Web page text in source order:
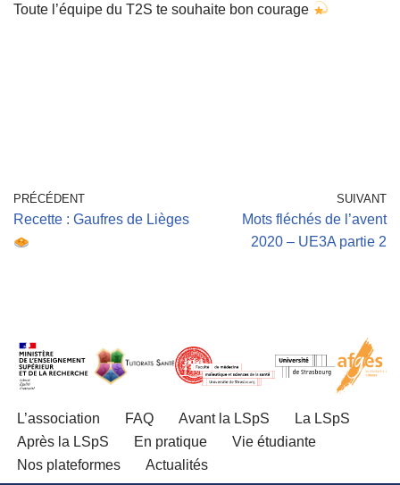
Toute l’équipe du T2S te souhaite bon courage
PRÉCÉDENT
Recette : Gaufres de Lièges
SUIVANT
Mots fléchés de l’avent
2020 – UE3A partie 2
L’association FAQ Avant la LSpS
La LSpS
Après la LSpS
En pratique
Vie étudiante
Nos plateformes
Actualités